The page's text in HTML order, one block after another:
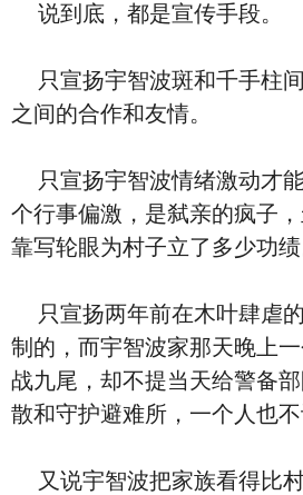
说到底，都是宣传手段。
只宣扬宇智波斑和千手柱
之间的合作和友情。
只宣扬宇智波情绪激动才
个行事偏激，是弑亲的疯子
靠写轮眼为村子立了多少功绩
只宣扬两年前在木叶肆虐
制的，而宇智波家那天晚上
战九尾，却不提当天给警备
散和守护避难所，一个人也不
又说宇智波把家族看得比